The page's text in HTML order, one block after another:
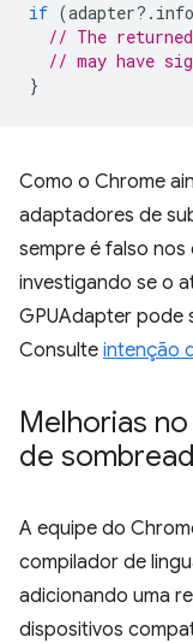
if (adapter? . info
// The
// may have
}
Como o Chrome
adaptadores de
sempre é falso nos
investigando se o
GPUAdapter pode
Consulte intenção
Melhorias
de
A equipe do
compilador de
adicionando uma
dispositivos